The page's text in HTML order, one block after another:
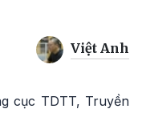
Việt Anh
cục TDTT, Truyền